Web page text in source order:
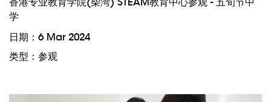
学
日期：6 Mar 2024
类型：参观